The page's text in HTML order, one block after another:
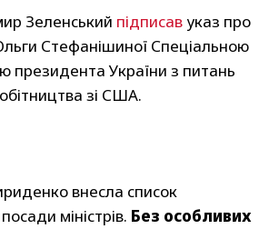
Зеленський підписав указ про
Стефанішиної Спеціальною
президента України з питань
зі США.
внесла список
міністрів. Без особливих